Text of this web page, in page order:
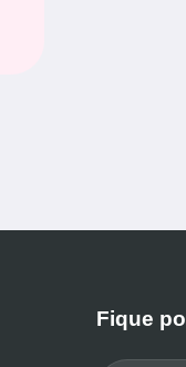
Fique